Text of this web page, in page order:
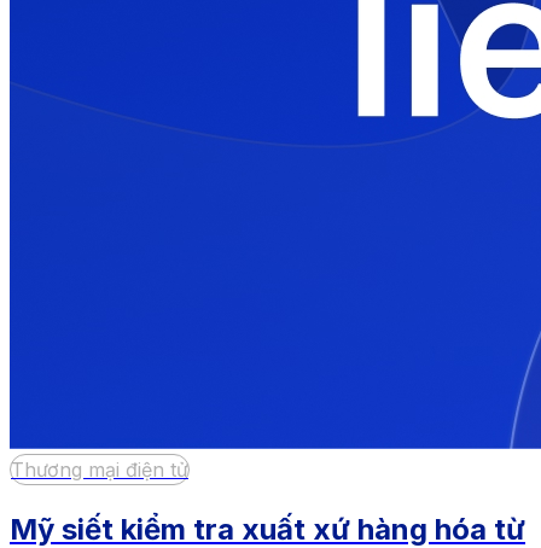
Thương mại điện tử
Mỹ siết kiểm tra xuất xứ hàng hóa từ